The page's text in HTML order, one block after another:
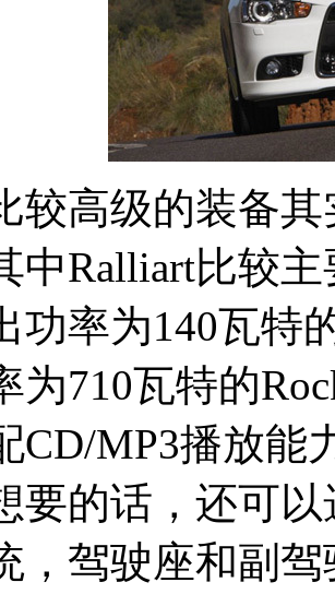
较高级的装备
中Ralliart比较
功率为140瓦特
为710瓦特的
CD/MP3播放能
要的话，还可
，驾驶座和副